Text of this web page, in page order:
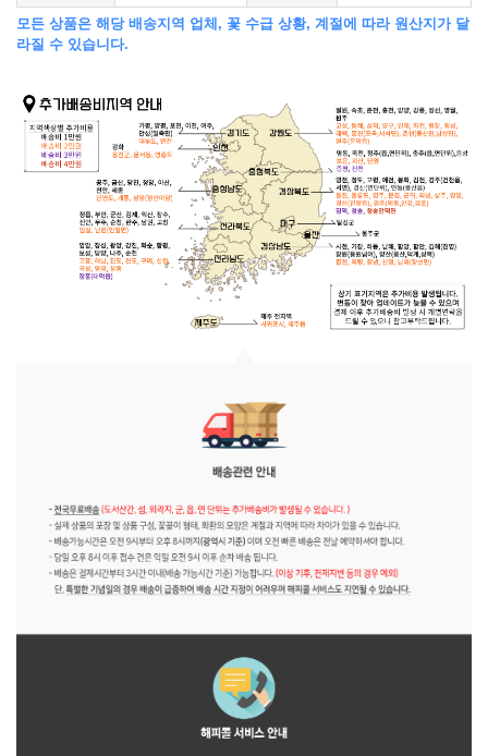
모든 상품은 해당 배송지역 업체, 꽃 수급 상황, 계절에 따라 원산지가 달
라질 수 있습니다.